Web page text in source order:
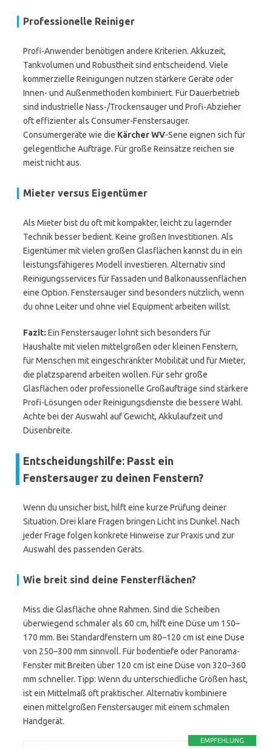
Professionelle Reiniger
Profi-Anwender benötigen andere Kriterien. Akkuzeit,
Tankvolumen und Robustheit sind entscheidend. Viele
kommerzielle Reinigungen nutzen stärkere Geräte oder
Innen- und Außenmethoden kombiniert. Für Dauerbetrieb
sind industrielle Nass-/Trockensauger und Profi-Abzieher
oft effizienter als Consumer-Fenstersauger.
Consumergeräte wie die Kärcher WV-Serie eignen sich für
gelegentliche Aufträge. Für große Reinsätze reichen sie
meist nicht aus.
Mieter versus Eigentümer
Als Mieter bist du oft mit kompakter, leicht zu lagernder
Technik besser bedient. Keine großen Investitionen. Als
Eigentümer mit vielen großen Glasflächen kannst du in ein
leistungsfähigeres Modell investieren. Alternativ sind
Reinigungsservices für Fassaden und Balkonaussenflächen
eine Option. Fenstersauger sind besonders nützlich, wenn
du ohne Leiter und ohne viel Equipment arbeiten willst.
Fazit: Ein Fenstersauger lohnt sich besonders für
Haushalte mit vielen mittelgroßen oder kleinen Fenstern,
für Menschen mit eingeschränkter Mobilität und für Mieter,
die platzsparend arbeiten wollen. Für sehr große
Glasflächen oder professionelle Großaufträge sind stärkere
Profi-Lösungen oder Reinigungsdienste die bessere Wahl.
Achte bei der Auswahl auf Gewicht, Akkulaufzeit und
Düsenbreite.
Entscheidungshilfe: Passt ein
Fenstersauger zu deinen Fenstern?
Wenn du unsicher bist, hilft eine kurze Prüfung deiner
Situation. Drei klare Fragen bringen Licht ins Dunkel. Nach
jeder Frage folgen konkrete Hinweise zur Praxis und zur
Auswahl des passenden Geräts.
Wie breit sind deine Fensterflächen?
Miss die Glasfläche ohne Rahmen. Sind die Scheiben
überwiegend schmaler als 60 cm, hilft eine Düse um 150–
170 mm. Bei Standardfenstern um 80–120 cm ist eine Düse
von 250–300 mm sinnvoll. Für bodentiefe oder Panorama-
Fenster mit Breiten über 120 cm ist eine Düse von 320–360
mm schneller. Tipp: Wenn du unterschiedliche Größen hast,
ist ein Mittelmaß oft praktischer. Alternativ kombiniere
einen mittelgroßen Fenstersauger mit einem schmalen
Handgerät.
EMPFEHLUNG